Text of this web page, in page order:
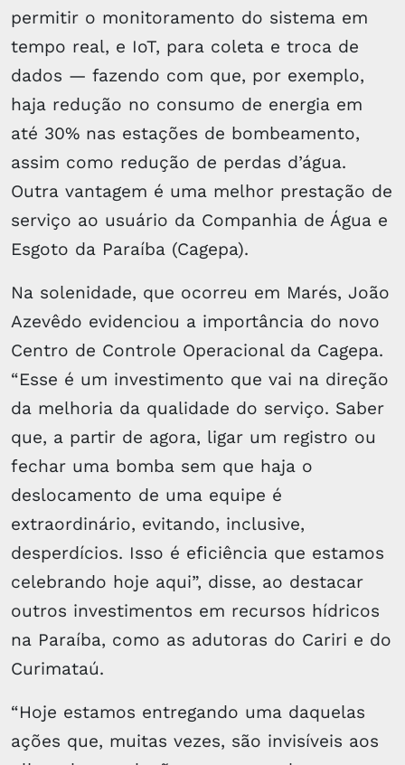
permitir o monitoramento do sistema em
tempo real, e IoT, para coleta e troca de
dados — fazendo com que, por exemplo,
haja redução no consumo de energia em
até 30% nas estações de bombeamento,
assim como redução de perdas d’água.
Outra vantagem é uma melhor prestação de
serviço ao usuário da Companhia de Água e
Esgoto da Paraíba (Cagepa).
Na solenidade, que ocorreu em Marés, João
Azevêdo evidenciou a importância do novo
Centro de Controle Operacional da Cagepa.
“Esse é um investimento que vai na direção
da melhoria da qualidade do serviço. Saber
que, a partir de agora, ligar um registro ou
fechar uma bomba sem que haja o
deslocamento de uma equipe é
extraordinário, evitando, inclusive,
desperdícios. Isso é eficiência que estamos
celebrando hoje aqui”, disse, ao destacar
outros investimentos em recursos hídricos
na Paraíba, como as adutoras do Cariri e do
Curimataú.
“Hoje estamos entregando uma daquelas
ações que, muitas vezes, são invisíveis aos